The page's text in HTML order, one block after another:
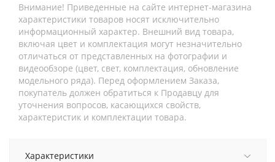
Внимание! Приведенные на сайте интернет-магазина
характеристики товаров носят исключительно
информационный характер. Внешний вид товара,
включая цвет и комплектация могут незначительно
отличаться от представленных на фотографии и
видеообзоре (цвет, свет, комплектация, обновление
модельного ряда). Перед оформлением Заказа,
покупатель должен обратиться к Продавцу для
уточнения вопросов, касающихся свойств,
характеристик и комплектации товара.
Характеристики